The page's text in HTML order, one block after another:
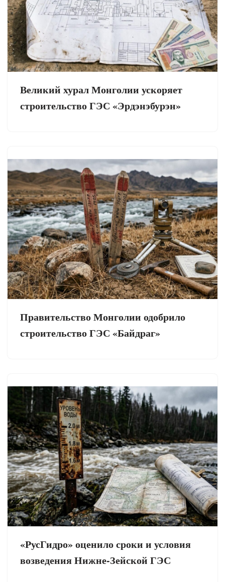
Великий хурал Монголии ускоряет
строительство ГЭС «Эрдэнэбурэн»
Правительство Монголии одобрило
строительство ГЭС «Байдраг»
«РусГидро» оценило сроки и условия
возведения Нижне-Зейской ГЭС